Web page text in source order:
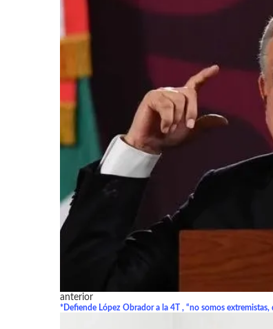
anterior
*Defiende López Obrador a la 4T , “no somos